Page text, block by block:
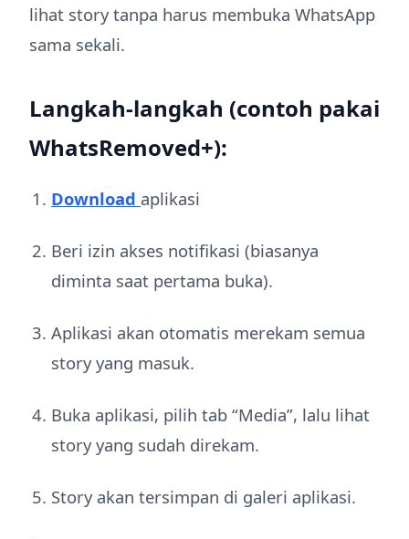
lihat story tanpa harus membuka WhatsApp
sama sekali.
Langkah-langkah (contoh pakai
WhatsRemoved+):
Download aplikasi
Beri izin akses notifikasi (biasanya
diminta saat pertama buka).
Aplikasi akan otomatis merekam semua
story yang masuk.
Buka aplikasi, pilih tab “Media”, lalu lihat
story yang sudah direkam.
Story akan tersimpan di galeri aplikasi.